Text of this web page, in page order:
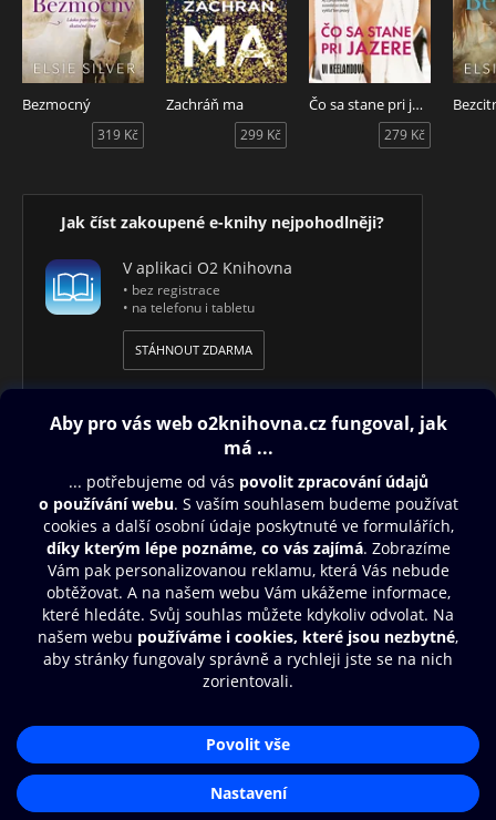
Hedgehog Hollow, netuší, že popri záchrane tohto
výnimočného miesta možno zachráni aj vlastné srdce.
Pretože láska a šťastie sa niekedy objavia presne vtedy, keď
ich čakáme najmenej.
Bezmocný
319 Kč
Zachráň ma
299 Kč
Čo sa stane pri jazere
279 Kč
Jak číst zakoupené e-knihy nejpohodlněji?
V aplikaci O2 Knihovna
• bez registrace
• na telefonu i tabletu
STÁHNOUT ZDARMA
Obsah ke stažení
Moje O2 Knihovna
Další zábava
© O2 Czech Republic a.s.
Přístupnost
Zásady zpracování osobních údajůAplikace O2 Knihovna
Čti a poslouchej své e-knihy a